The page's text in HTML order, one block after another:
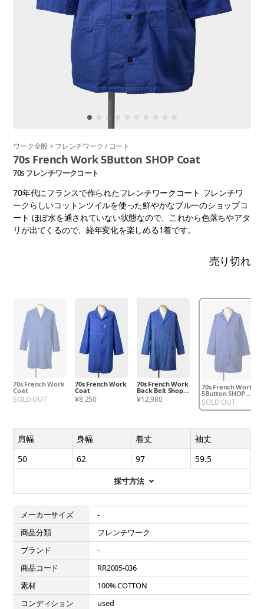
ワーク全般> フレンチワーク/ コート
70s French Work 5Button SHOP Coat
70s フレンチワークコート
70年代にフランスで作られたフレンチワークコート フレンチワ
ークらしいコットンツイルを使った鮮やかなブルーのショップコ
ート ほぼ水を通されていない状態なので、これから色落ちやアタ
リが出てくるので、経年変化を楽しめる1着です。
売り切れ
70s French Work
Coat
SOLD OUT
70s French Work
Coat
¥8,250
70s French Work
Back Belt Shop
Coat
¥12,980
70s French Work
5Button SHOP
Coat
SOLD OUT
肩幅 身幅 着丈
袖丈
50
62 97 59.5
採寸方法
メーカーサイズ
-
商品分類
フレンチワーク
ブランド
-
商品コード
RR2005-036
素材
100% COTTON
コンディション
used